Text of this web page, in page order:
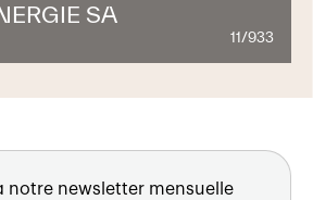
SA
11/933
notre newsletter mensuelle